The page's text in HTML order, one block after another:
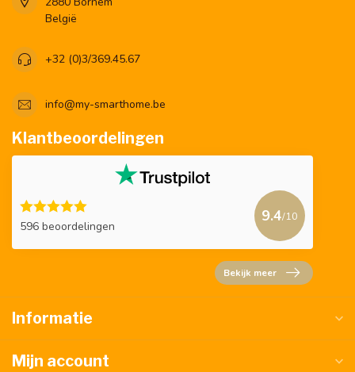
België
+32 (0)3/369.45.67
info@my-smarthome.be
Klantbeoordelingen
596 beoordelingen
9.4/10
Bekijk meer
Informatie
Mijn account